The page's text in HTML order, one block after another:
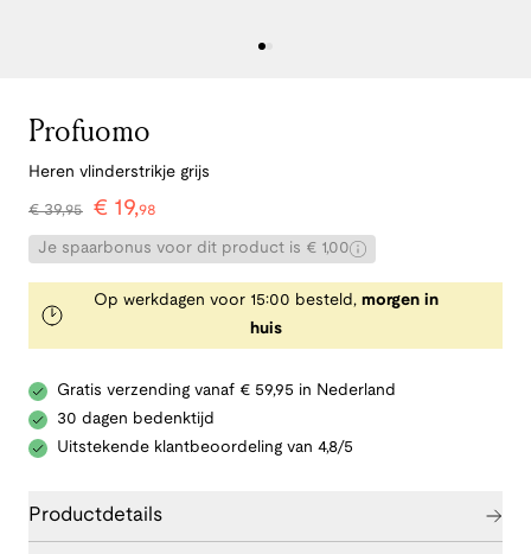
Profuomo
Heren vlinderstrikje grijs
€39,95 € 19,98
Je spaarbonus voor dit product is € 1,00
Op werkdagen voor 15:00 besteld, morgen in
huis
Gratis verzending vanaf € 59,95 in Nederland
30 dagen bedenktijd
Uitstekende klantbeoordeling van 4,8/5
Productdetails